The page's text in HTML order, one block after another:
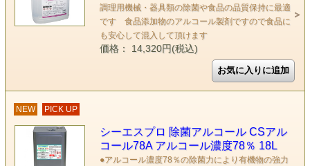
調理用機械・器具類の除菌や食品の品質保持に最適
です 食品添加物のアルコール製剤ですので食品に
も安心して混入して頂けます
価格： 14,320円(税込)
NEW PICK UP
シーエスプロ 除菌アルコール CSアル
コール78A アルコール濃度78％ 18L
●アルコール濃度78％の除菌力により有機物の強力